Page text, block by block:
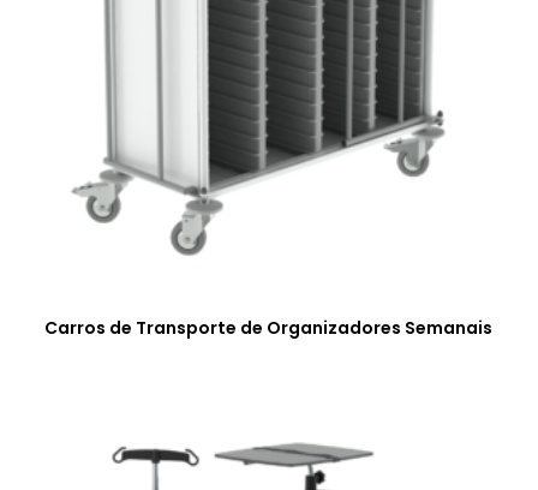
Carros de Transporte de Organizadores Semanais